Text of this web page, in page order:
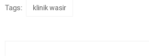
Tags: klinik wasir